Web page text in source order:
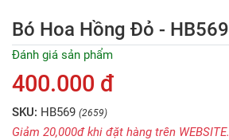
Bó Hoa Hồng Đỏ - HB569
Đánh giá sản phẩm
400.000 đ
SKU: HB569 (2659)
Giảm 20,000đ khi đặt hàng trên WEBSITE.